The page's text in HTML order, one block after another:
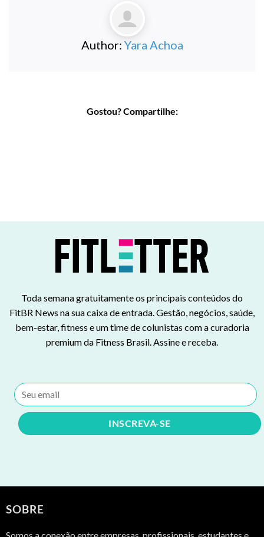
Author: Yara Achoa
Gostou? Compartilhe:
Toda semana gratuitamente os principais conteúdos do
FitBR News na sua caixa de entrada. Gestão, negócios, saúde,
bem-estar, fitness e um time de colunistas com a curadoria
premium da Fitness Brasil. Assine e receba.
SOBRE